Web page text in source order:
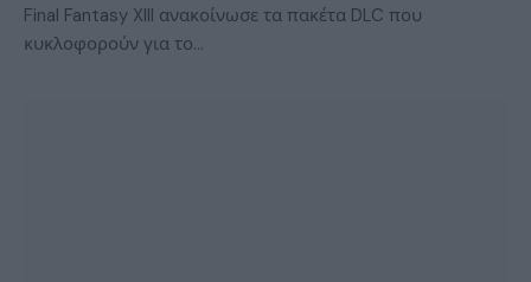
Final Fantasy XIII ανακοίνωσε τα πακέτα DLC που
κυκλοφορούν για το…